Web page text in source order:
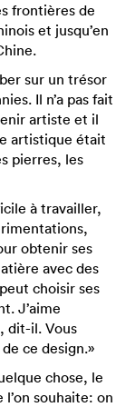
frontières de
et jusqu’en
sur un trésor
Il n’a pas fait
artiste et il
artistique était
pierres, les
à travailler,
obtenir ses
avec des
choisir ses
J’aime
dit-il. Vous
ce design.»
chose, le
souhaite: on